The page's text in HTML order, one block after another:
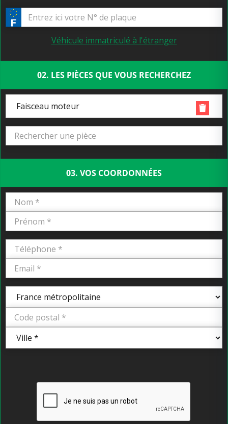
Véhicule immatriculé à l'étranger
02. LES PIÈCES QUE VOUS RECHERCHEZ
Faisceau moteur
03. VOS COORDONNÉES